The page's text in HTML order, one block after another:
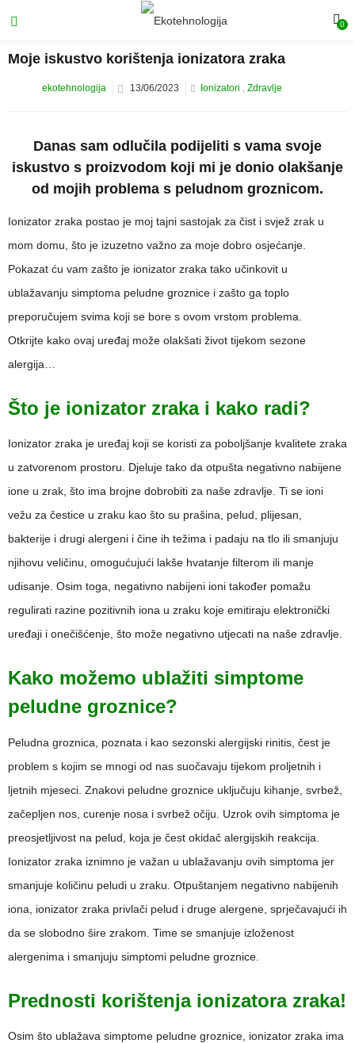
0
Moje iskustvo korištenja ionizatora zraka
ekotehnologija 13/06/2023 Ionizatori , Zdravlje
Danas sam odlučila podijeliti s vama svoje
iskustvo s proizvodom koji mi je donio olakšanje
od mojih problema s peludnom groznicom.
Ionizator zraka postao je moj tajni sastojak za čist i svjež zrak u
mom domu, što je izuzetno važno za moje dobro osjećanje.
Pokazat ću vam zašto je ionizator zraka tako učinkovit u
ublažavanju simptoma peludne groznice i zašto ga toplo
preporučujem svima koji se bore s ovom vrstom problema.
Otkrijte kako ovaj uređaj može olakšati život tijekom sezone
alergija…
Što je ionizator zraka i kako radi?
Ionizator zraka je uređaj koji se koristi za poboljšanje kvalitete zraka
u zatvorenom prostoru. Djeluje tako da otpušta negativno nabijene
ione u zrak, što ima brojne dobrobiti za naše zdravlje. Ti se ioni
vežu za čestice u zraku kao što su prašina, pelud, plijesan,
bakterije i drugi alergeni i čine ih težima i padaju na tlo ili smanjuju
njihovu veličinu, omogućujući lakše hvatanje filterom ili manje
udisanje. Osim toga, negativno nabijeni ioni također pomažu
regulirati razine pozitivnih iona u zraku koje emitiraju elektronički
uređaji i onečišćenje, što može negativno utjecati na naše zdravlje.
Kako možemo ublažiti simptome
peludne groznice?
Peludna groznica, poznata i kao sezonski alergijski rinitis, čest je
problem s kojim se mnogi od nas suočavaju tijekom proljetnih i
ljetnih mjeseci. Znakovi peludne groznice uključuju kihanje, svrbež,
začepljen nos, curenje nosa i svrbež očiju. Uzrok ovih simptoma je
preosjetljivost na pelud, koja je čest okidač alergijskih reakcija.
Ionizator zraka iznimno je važan u ublažavanju ovih simptoma jer
smanjuje količinu peludi u zraku. Otpuštanjem negativno nabijenih
iona, ionizator zraka privlači pelud i druge alergene, sprječavajući ih
da se slobodno šire zrakom. Time se smanjuje izloženost
alergenima i smanjuju simptomi peludne groznice.
Prednosti korištenja ionizatora zraka!
Osim što ublažava simptome peludne groznice, ionizator zraka ima